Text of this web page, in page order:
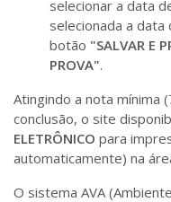
selecionar a data
selecionada a
botão "SALVAR E
PROVA".
Atingindo a nota mínima
conclusão, o site
ELETRÔNICO para
automaticamente) na
O sistema AVA